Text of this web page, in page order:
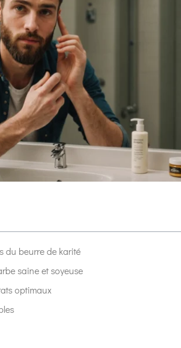
du beurre de karité
saine et soyeuse
optimaux